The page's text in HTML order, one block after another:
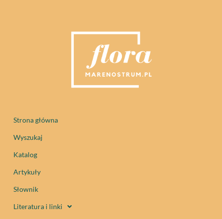
Strona główna
Wyszukaj
Katalog
Artykuły
Słownik
Literatura i linki